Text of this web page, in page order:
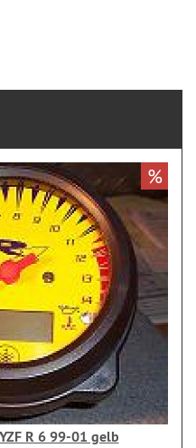
R 6 99-01 gelb
%